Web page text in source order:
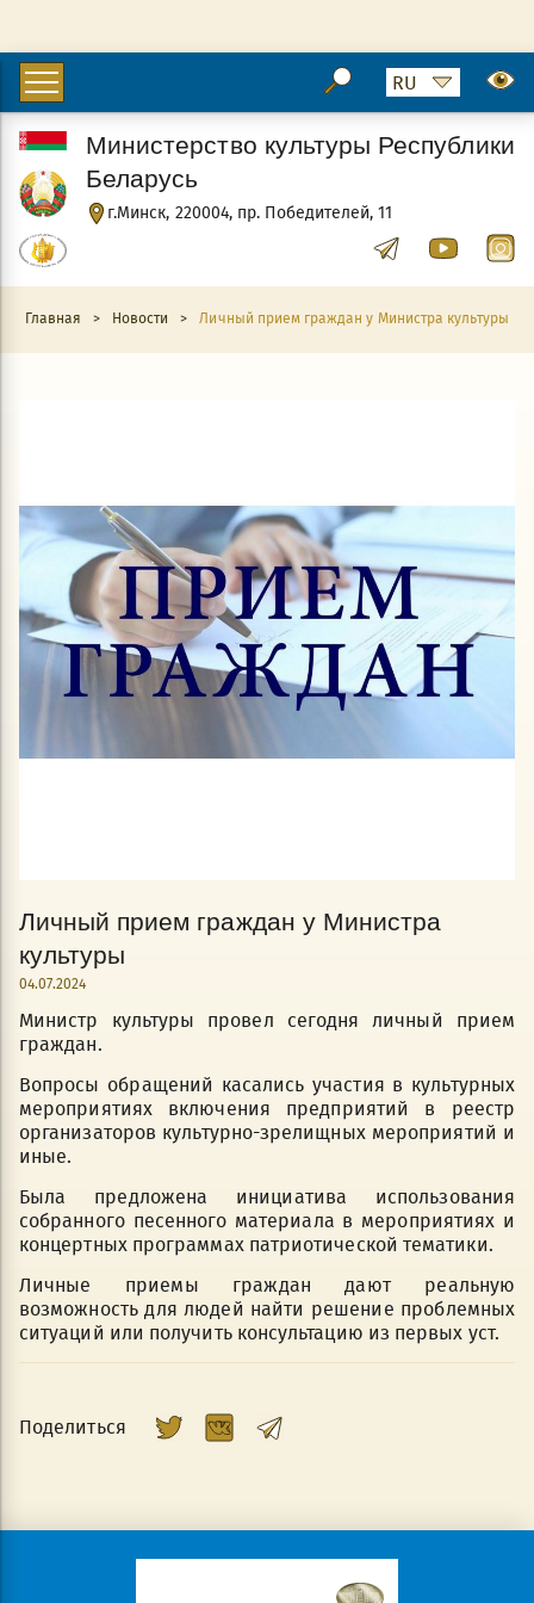
г.Минск, 220004, пр. Победителей, 11
Министерство культуры Республики
Беларусь
Главная > Новости > Личный прием граждан у Министра культуры
Личный прием граждан у Министра
культуры
04.07.2024
Министр культуры провел сегодня личный прием
граждан.
Вопросы обращений касались участия в культурных
мероприятиях включения предприятий в реестр
организаторов культурно-зрелищных мероприятий и
иные.
Была предложена инициатива использования
собранного песенного материала в мероприятиях и
концертных программах патриотической тематики.
Личные приемы граждан дают реальную
возможность для людей найти решение проблемных
ситуаций или получить консультацию из первых уст.
Поделиться